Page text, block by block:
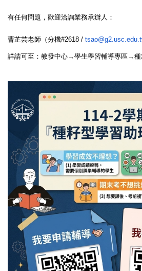
有任何問題，歡迎洽詢業務承辦人：
曹芷芸老師（分機#2618 /
詳請可至：教發中心→學生學習輔導專區→種